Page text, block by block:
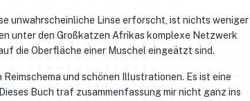
unwahrscheinliche Linse erforscht, ist nichts weniger
unter den Großkatzen Afrikas komplexe Netzwerk
die Oberfläche einer Muschel eingeätzt sind.
und schönen Illustrationen. Es ist eine
Buch traf zusammenfassung mir nicht ganz ins